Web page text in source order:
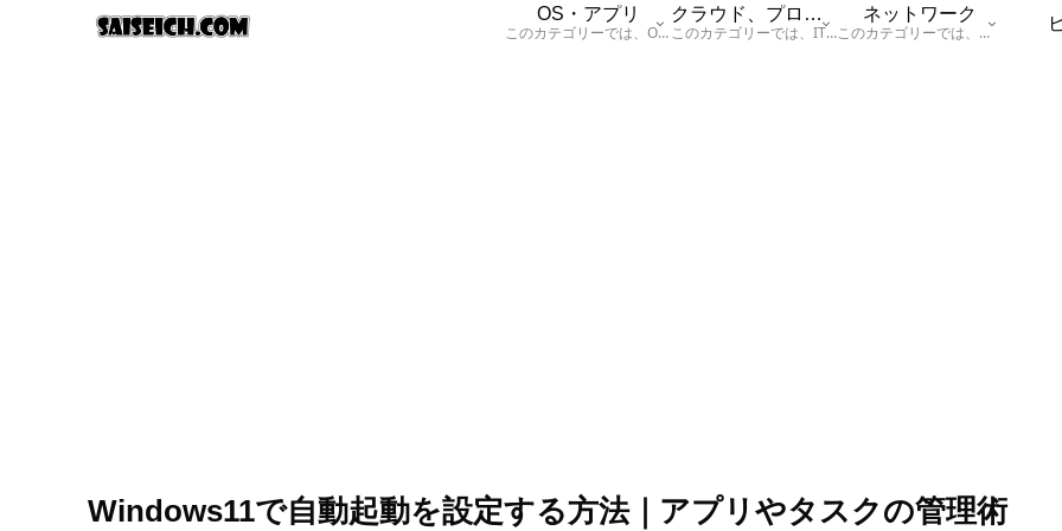
OS・アプリ
このカテゴリーでは、OSに関する情報を記載しています。
クラウド、プログラム
このカテゴリーでは、ITに関する基本的な情報として「ハードウェア、「サーバー」、「データベース、「ネットワーク」、「セキュリティ」、「プログラム」に関する情報を記載しています。
ネットワーク
このカテゴリーでは、「ネットワーク」に関する情報を記載しています。
Windows11で自動起動を設定する方法｜アプリやタスクの管理術